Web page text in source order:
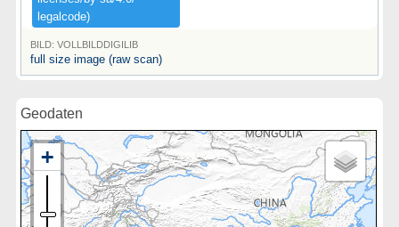
legalcode)​
BILD: VOLLBILDDIGILIB
full size image (raw scan)
Geodaten